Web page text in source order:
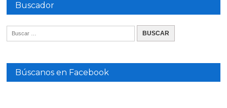
Buscador
Búscanos en Facebook